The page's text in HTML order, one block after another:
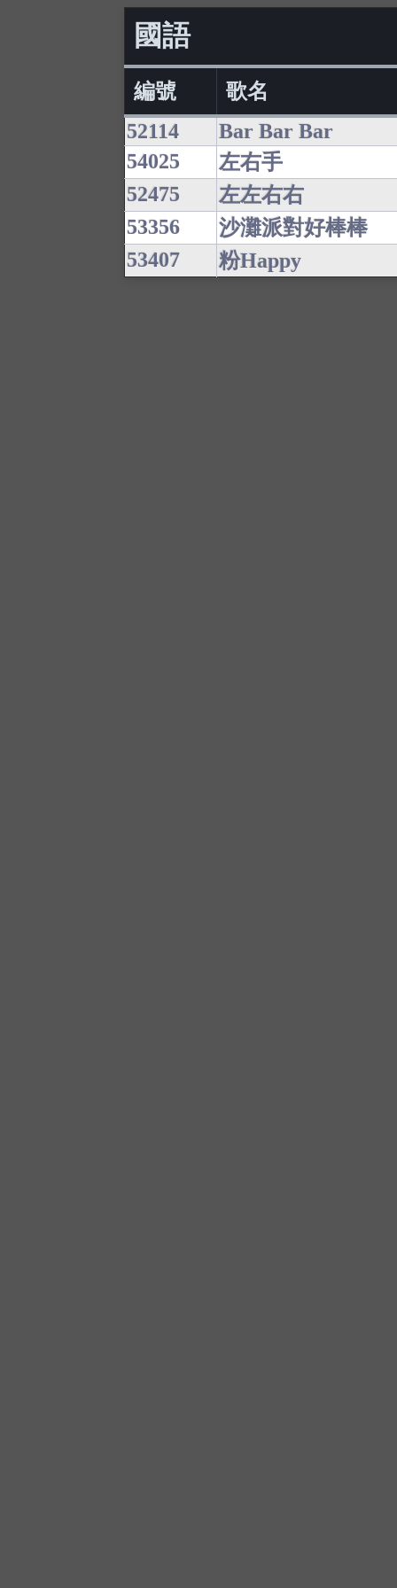
國語
編號
歌名
52114
Bar Bar Bar
54025
左右手
52475
左左右右
53356
沙灘派對好棒棒
53407
粉Happy